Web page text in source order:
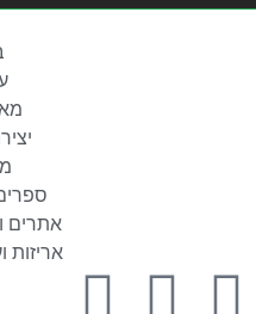
אתרים
אריזות